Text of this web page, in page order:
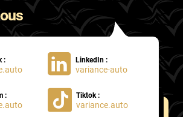
: LinkedIn :
variance-auto
: Tiktok :
variance.auto